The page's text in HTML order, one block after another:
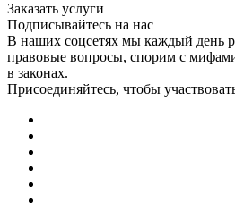
Заказать услуги
Подписывайтесь на нас
В наших соцсетях мы каждый день
правовые вопросы, спорим с
в законах.
Присоединяйтесь, чтобы